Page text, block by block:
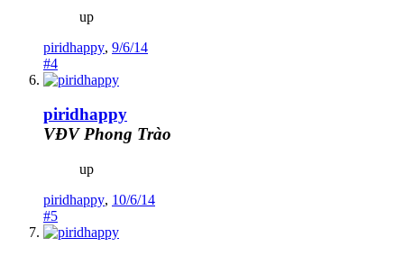
up
piridhappy, 9/6/14
#4
piridhappy
VĐV Phong Trào
up
piridhappy, 10/6/14
#5